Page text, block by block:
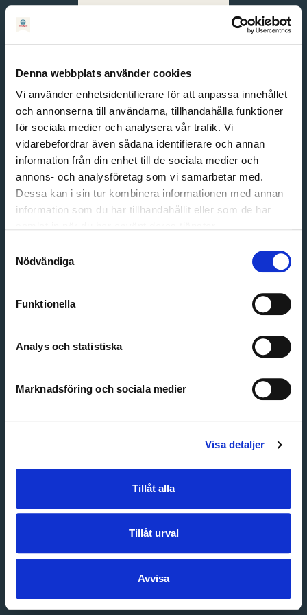
Denna webbplats använder cookies
Vi använder enhetsidentifierare för att anpassa innehållet
och annonserna till användarna, tillhandahålla funktioner
för sociala medier och analysera vår trafik. Vi
vidarebefordrar även sådana identifierare och annan
information från din enhet till de sociala medier och
annons- och analysföretag som vi samarbetar med.
Dessa kan i sin tur kombinera informationen med annan
information som du har tillhandahållit eller som de har
Nödvändiga
Funktionella
Analys och statistiska
Marknadsföring och sociala medier
Visa detaljer
Tillåt alla
Tillåt urval
Avvisa
English
Svenska
Email address
Customer service